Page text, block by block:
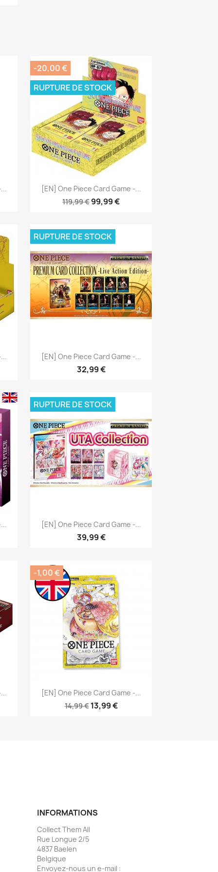
[EN] One Piece Card Game -...
119,99 € 99,99 €
-20,00 €
RUPTURE DE STOCK
Aperçu rapide
[EN] One Piece Card Game -...
32,99 €
RUPTURE DE STOCK
Aperçu rapide
[EN] One Piece Card Game -...
39,99 €
RUPTURE DE STOCK
Aperçu rapide
[EN] One Piece Card Game -...
14,99 € 13,99 €
-1,00 €
Aperçu rapide
INFORMATIONS
Collect Them All
Rue Longue 2/5
4837 Baelen
Belgique
Envoyez-nous un e-mail :